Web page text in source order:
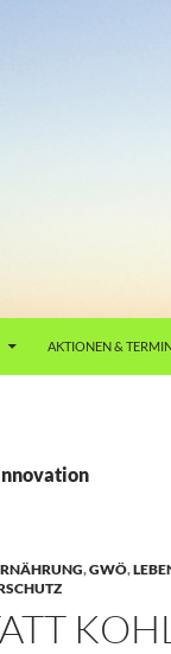
AKTIONEN &
,GWÖ,